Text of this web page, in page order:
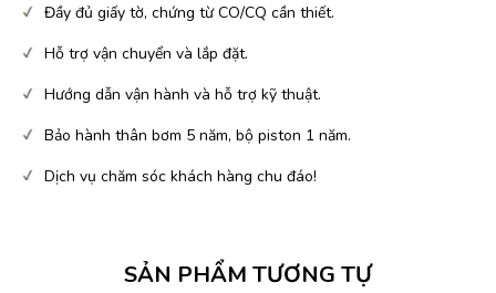
Đầy đủ giấy tờ, chứng từ CO/CQ cần thiết.
Hỗ trợ vận chuyển và lắp đặt.
Hướng dẫn vận hành và hỗ trợ kỹ thuật.
Bảo hành thân bơm 5 năm, bộ piston 1 năm.
Dịch vụ chăm sóc khách hàng chu đáo!
SẢN PHẨM TƯƠNG TỰ